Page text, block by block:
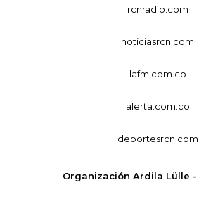
rcnradio.com
noticiasrcn.com
lafm.com.co
alerta.com.co
deportesrcn.com
Organización Ardila Lülle -